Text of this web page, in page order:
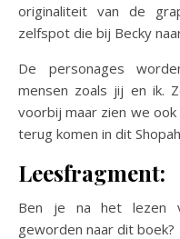
originaliteit van de
zelfspot die bij Becky
De personages
mensen zoals jij en ik.
voorbij maar zien we ook
terug komen in dit
Leesfragment:
Ben je na het lezen
geworden naar dit boek?